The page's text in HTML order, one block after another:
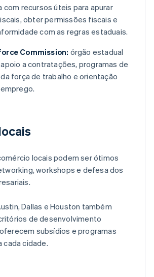
com recursos úteis para apurar
obter permissões fiscais e
com as regras estaduais.
Commission: órgão estadual
a contratações, programas de
força de trabalho e orientação
locais podem ser ótimos
workshops e defesa dos
Dallas e Houston também
de desenvolvimento
subsídios e programas
cada cidade.